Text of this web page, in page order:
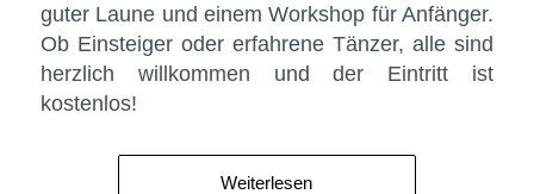
guter Laune und einem Workshop für Anfänger.
Ob Einsteiger oder erfahrene Tänzer, alle sind
herzlich willkommen und der Eintritt ist
kostenlos!
Weiterlesen